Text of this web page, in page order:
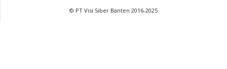
© PT Visi Siber Banten 2016-2025